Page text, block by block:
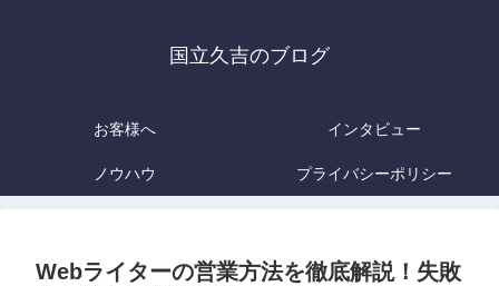
国立久吉のブログ
お客様へ インタビュー
ノウハウ プライバシーポリシー
Webライターの営業方法を徹底解説！失敗